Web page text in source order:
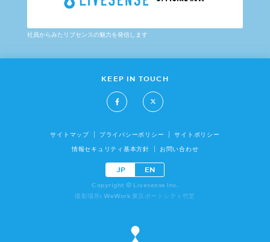
社員からみたリブセンスの魅力を発信します
KEEP IN TOUCH
サイトマップ プライバシーポリシー サイトポリシー
情報セキュリティ基本方針 お問い合わせ
JP EN
Copyright © Livesense Inc.
撮影場所: WeWork 東京ポートシティ竹芝